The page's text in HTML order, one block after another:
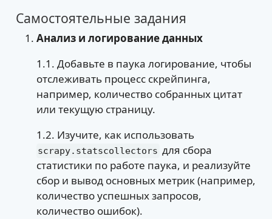
Самостоятельные задания
Анализ и логирование данных
1.1. Добавьте в паука логирование, чтобы
отслеживать процесс скрейпинга,
например, количество собранных цитат
или текущую страницу.
1.2. Изучите, как использовать
scrapy.statscollectors для сбора
статистики по работе паука, и реализуйте
сбор и вывод основных метрик (например,
количество успешных запросов,
количество ошибок).